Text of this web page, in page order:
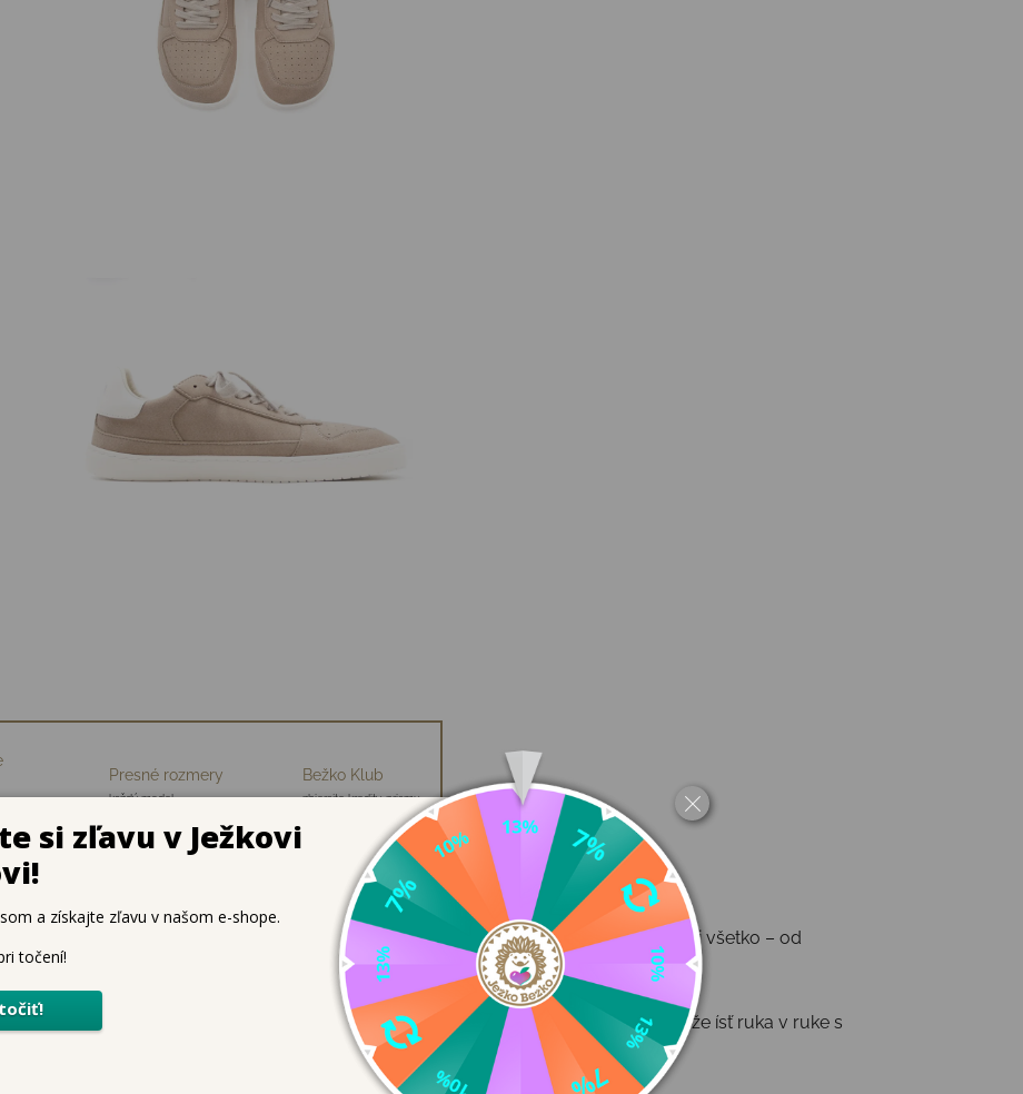
Presné rozmery
každý model
Bežko Klub
zbierajte kredity, priamu
vegánske a vždy pripravené na akciu ✨👟
spájajú športový komfort s mestskou eleganciou. Sú navrhnuté tak, aby zvládli všetko – od
večerné prechádzky. Jedny tenisky, nekonečne veľa plánov.
ktoré sú certifikované podľa Global Recycled Standard (GRS) – pretože štýl môže ísť ruka v ruke s